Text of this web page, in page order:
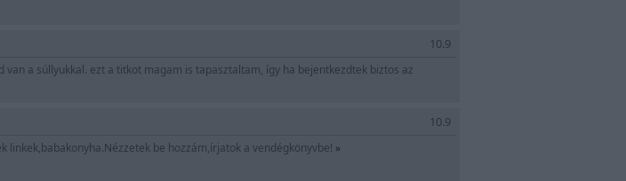
10.9
a súllyukkal. ezt a titkot magam is tapasztaltam, így ha bejentkezdtek biztos az
10.9
linkek,babakonyha.Nézzetek be hozzám,írjatok a vendégkönyvbe! »